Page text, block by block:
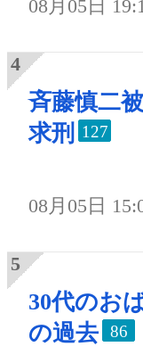
08月05日
斉藤慎二
求刑
127
08月05日
30代のお
の過去
86